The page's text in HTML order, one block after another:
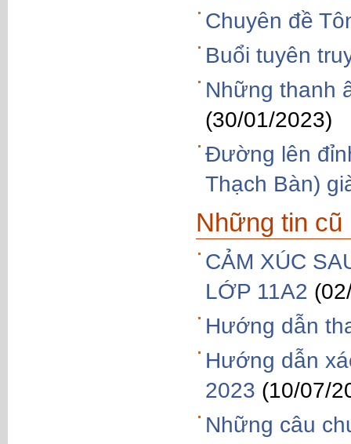
Chuyên đề
Buổi tuyên
Những thanh
(30/01/2023)
Đường lên
Thạch Bàn)
Những tin cũ
CẢM XÚC
LỚP 11A2
Hướng dẫn
Hướng dẫn
2023 (10/07/
Những câu